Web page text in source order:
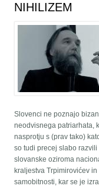
NIHILIZEM
Slovenci ne poznajo
neodvisnega patriarhata,
nasprotju s (prav tako)
so tudi precej slabo
slovanske oziroma
kraljestva Trpimirovićev
samobitnosti, kar se je